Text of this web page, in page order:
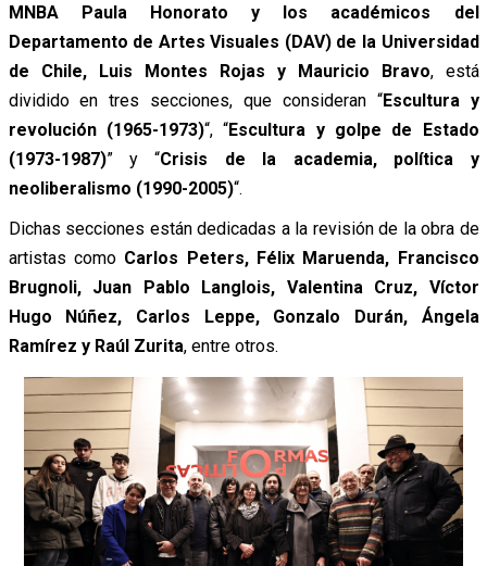
MNBA Paula Honorato y los académicos del
Departamento de Artes Visuales (DAV) de la Universidad
de Chile, Luis Montes Rojas y Mauricio Bravo, está
dividido en tres secciones, que consideran “Escultura y
revolución (1965-1973)“, “Escultura y golpe de Estado
(1973-1987)” y “Crisis de la academia, política y
neoliberalismo (1990-2005)“.
Dichas secciones están dedicadas a la revisión de la obra de
artistas como Carlos Peters, Félix Maruenda, Francisco
Brugnoli, Juan Pablo Langlois, Valentina Cruz, Víctor
Hugo Núñez, Carlos Leppe, Gonzalo Durán, Ángela
Ramírez y Raúl Zurita, entre otros.